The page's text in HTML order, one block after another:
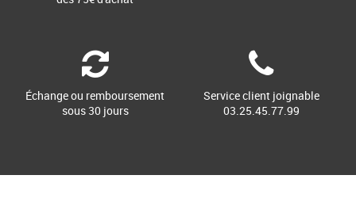
Échange ou remboursement
sous 30 jours
Service client joignable
03.25.45.77.99